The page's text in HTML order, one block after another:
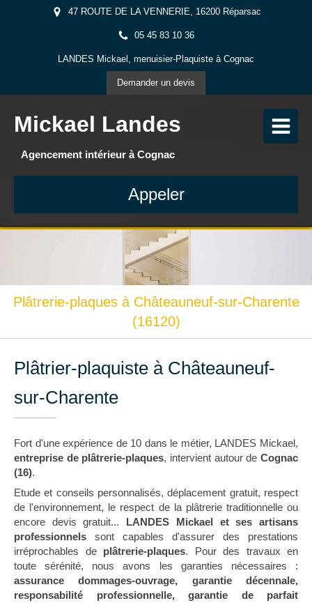
47 ROUTE DE LA VENNERIE, 16200 Réparsac
05 45 83 10 36
LANDES Mickael, menuisier-Plaquiste à Cognac
Demander un devis
Mickael Landes
Agencement intérieur à Cognac
Appeler
Plâtrerie-plaques à Châteauneuf-sur-Charente
(16120)
Plâtrier-plaquiste à Châteauneuf-
sur-Charente
Fort d'une expérience de 10 dans le métier, LANDES Mickael,
entreprise de plâtrerie-plaques, intervient autour deCognac
(16).
Etude et conseils personnalisés, déplacement gratuit, respect
de l'environnement, le respect de la plâtrerie traditionnelle ou
encore devis gratuit... LANDES Mickael et ses artisans
professionnels sont capables d'assurer des prestations
irréprochables de plâtrerie-plaques. Pour des travaux en
toute sérénité, nous avons les garanties nécessaires :
assurance dommages-ouvrage, garantie décennale,
responsabilité professionnelle, garantie de parfait